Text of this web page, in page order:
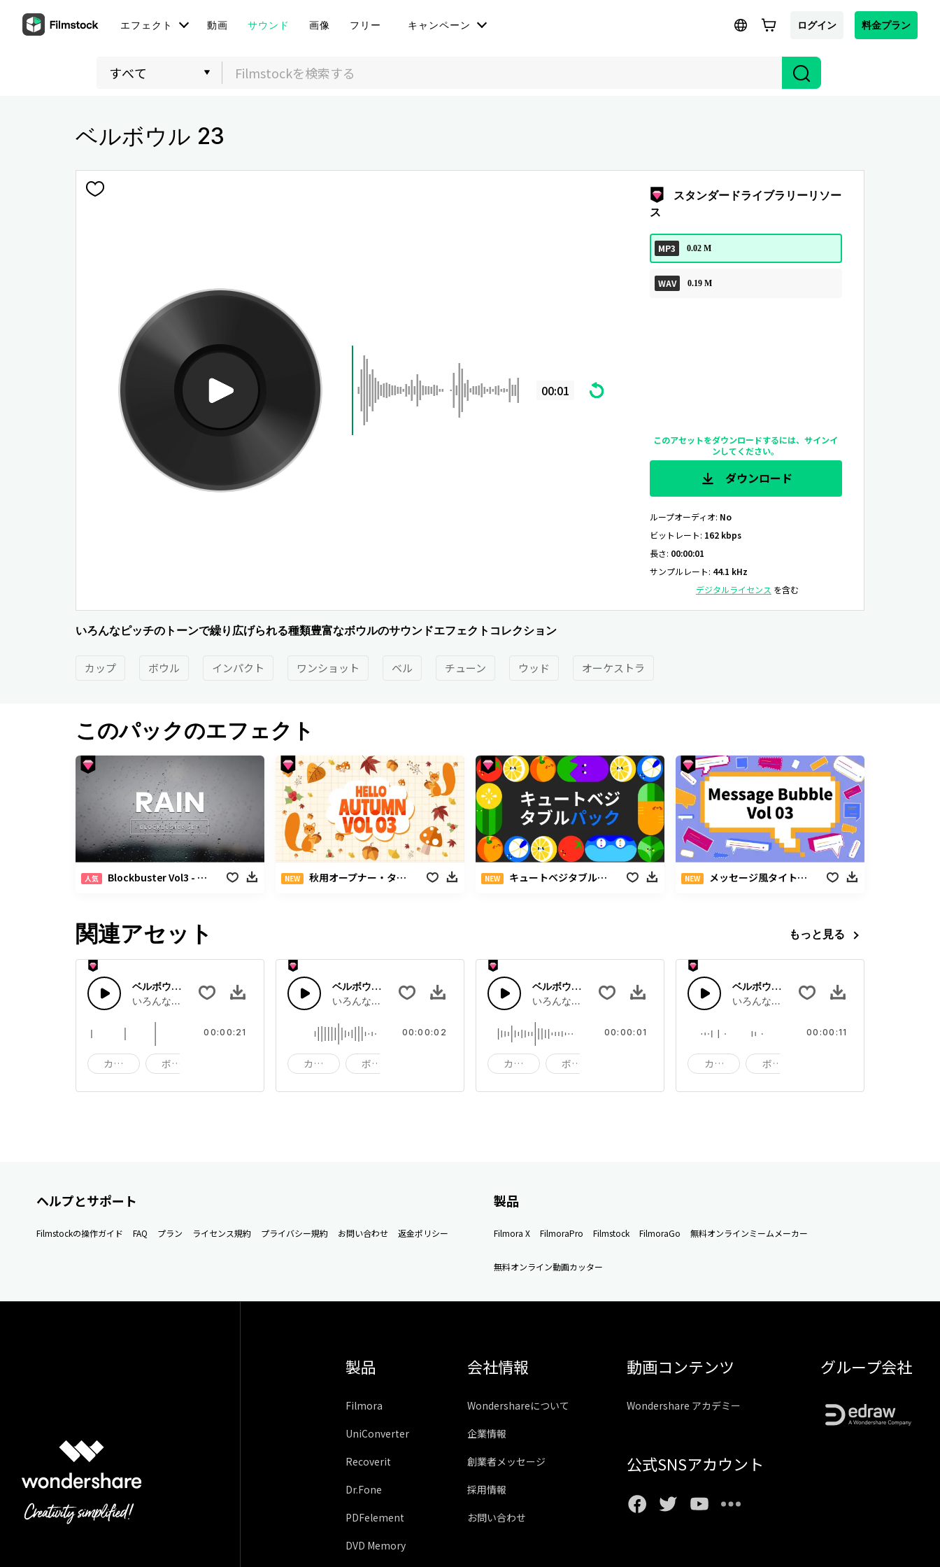
エフェクト 動画 サウンド 画像 フリー キャンペーン ログイン 料金プラン
ベルボウル 23
00:01
スタンダードライブラリーリソー
ス
MP3 0.02 M
WAV 0.19 M
このアセットをダウンロードするには、サインイ
ンしてください。
ダウンロード
ループオーディオ: No
ビットレート: 162 kbps
長さ: 00:00:01
サンプルレート: 44.1 kHz
デジタルライセンス を含む
いろんなピッチのトーンで繰り広げられる種類豊富なボウルのサウンドエフェクトコレクション
カップ ボウル インパクト ワンショット ベル チューン ウッド オーケストラ
このパックのエフェクト
人気 Blockbuster Vol3 - レインパック NEW 秋用オープナー・タイトル・トランジションパック NEW キュートベジタブルパック NEW メッセージ風タイトル Vol.03
関連アセット もっと見る
ベルボウル 28
いろんなピッチのトーンで繰り広げられる種類豊富なボウルのサウンドエフェクトコレクション
カップ ボウル
00:00:21
ベルボウル 27
いろんなピッチのトーンで繰り広げられる種類豊富なボウルのサウンドエフェクトコレクション
カップ ボウル
00:00:02
ベルボウル 26
いろんなピッチのトーンで繰り広げられる種類豊富なボウルのサウンドエフェクトコレクシ
カップ ボウル
00:00:01
ベルボウル 25
いろんなピッチのトーンで繰り広げられる種
カップ ボウル
00:00:11
ヘルプとサポート
Filmstockの操作ガイド FAQ プラン ライセンス規約 プライバシー規約 お問い合わせ 返金ポリシー
製品
Filmora X FilmoraPro Filmstock FilmoraGo 無料オンラインミームメーカー
無料オンライン動画カッター
製品
Filmora
UniConverter
Recoverit
Dr.Fone
PDFelement
DVD Memory
会社情報
Wondershareについて
企業情報
創業者メッセージ
採用情報
お問い合わせ
動画コンテンツ
Wondershare アカデミー
公式SNSアカウント
グループ会社